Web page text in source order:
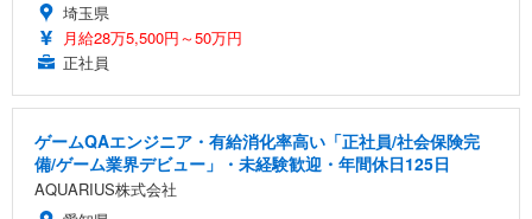
埼玉県
月給28万5,500円～50万円
正社員
ゲームQAエンジニア・有給消化率高い「正社員/社会保険完
備/ゲーム業界デビュー」・未経験歓迎・年間休日125日
AQUARIUS株式会社